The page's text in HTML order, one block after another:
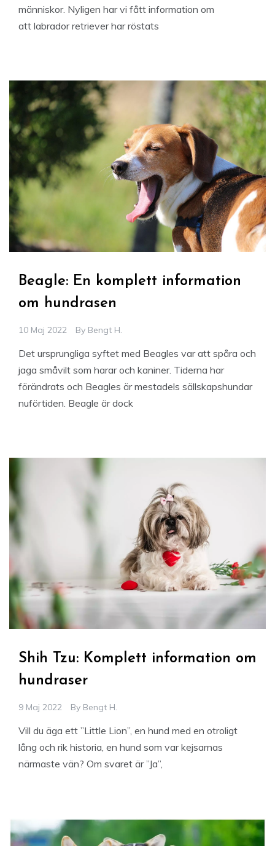
människor. Nyligen har vi fått information om
att labrador retriever har röstats
Beagle: En komplett information
om hundrasen
10 Maj 2022 By Bengt H.
Det ursprungliga syftet med Beagles var att spåra och
jaga småvilt som harar och kaniner. Tiderna har
förändrats och Beagles är mestadels sällskapshundar
nuförtiden. Beagle är dock
Shih Tzu: Komplett information om
hundraser
9 Maj 2022 By Bengt H.
Vill du äga ett ”Little Lion”, en hund med en otroligt
lång och rik historia, en hund som var kejsarnas
närmaste vän? Om svaret är ”Ja”,